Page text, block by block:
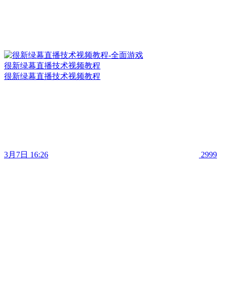
很新绿幕直播技术视频教程
很新绿幕直播技术视频教程
3月7日 16:26 2999